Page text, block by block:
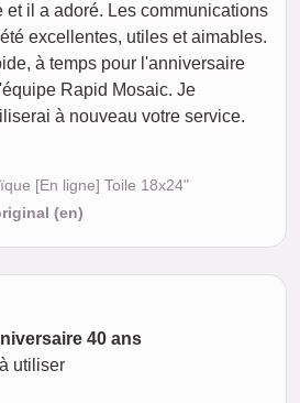
et il a adoré. Les communications
excellentes, utiles et aimables.
à temps pour l'anniversaire
Rapid Mosaic. Je
à nouveau votre service.
[En ligne] Toile 18x24"
(en)
40 ans
utiliser